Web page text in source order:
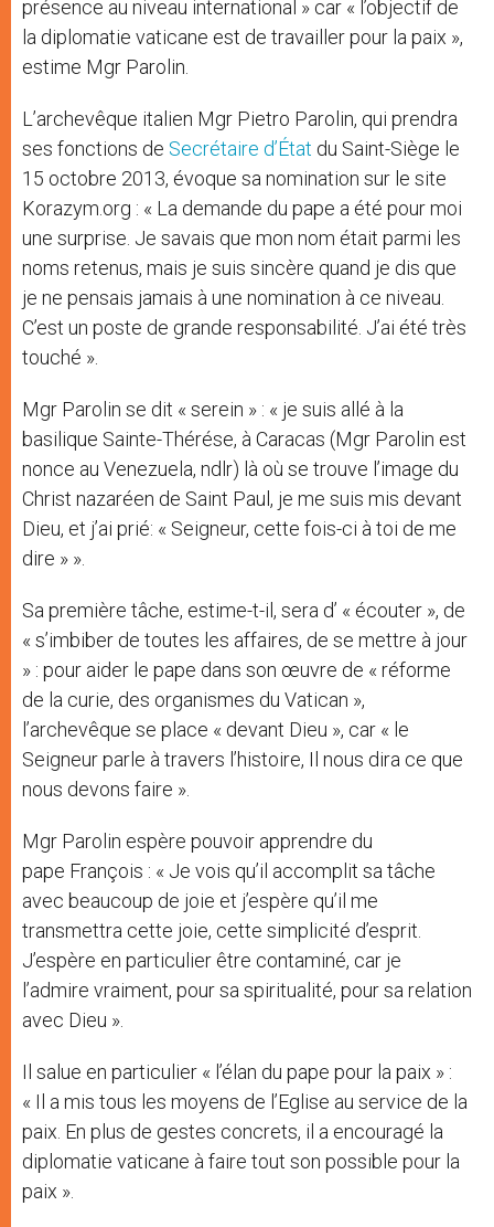
présence au niveau international » car « l’objectif de
la diplomatie vaticane est de travailler pour la paix »,
estime Mgr Parolin.
L’archevêque italien Mgr Pietro Parolin, qui prendra
ses fonctions de Secrétaire d’État du Saint-Siège le
15 octobre 2013, évoque sa nomination sur le site
Korazym.org : « La demande du pape a été pour moi
une surprise. Je savais que mon nom était parmi les
noms retenus, mais je suis sincère quand je dis que
je ne pensais jamais à une nomination à ce niveau.
C’est un poste de grande responsabilité. J’ai été très
touché ».
Mgr Parolin se dit « serein » : « je suis allé à la
basilique Sainte-Thérése, à Caracas (Mgr Parolin est
nonce au Venezuela, ndlr) là où se trouve l’image du
Christ nazaréen de Saint Paul, je me suis mis devant
Dieu, et j’ai prié: « Seigneur, cette fois-ci à toi de me
dire » ».
Sa première tâche, estime-t-il, sera d’ « écouter », de
« s’imbiber de toutes les affaires, de se mettre à jour
» : pour aider le pape dans son œuvre de « réforme
de la curie, des organismes du Vatican »,
l’archevêque se place « devant Dieu », car « le
Seigneur parle à travers l’histoire, Il nous dira ce que
nous devons faire ».
Mgr Parolin espère pouvoir apprendre du
pape François : « Je vois qu’il accomplit sa tâche
avec beaucoup de joie et j’espère qu’il me
transmettra cette joie, cette simplicité d’esprit.
J’espère en particulier être contaminé, car je
l’admire vraiment, pour sa spiritualité, pour sa relation
avec Dieu ».
Il salue en particulier « l’élan du pape pour la paix » :
« Il a mis tous les moyens de l’Eglise au service de la
paix. En plus de gestes concrets, il a encouragé la
diplomatie vaticane à faire tout son possible pour la
paix ».